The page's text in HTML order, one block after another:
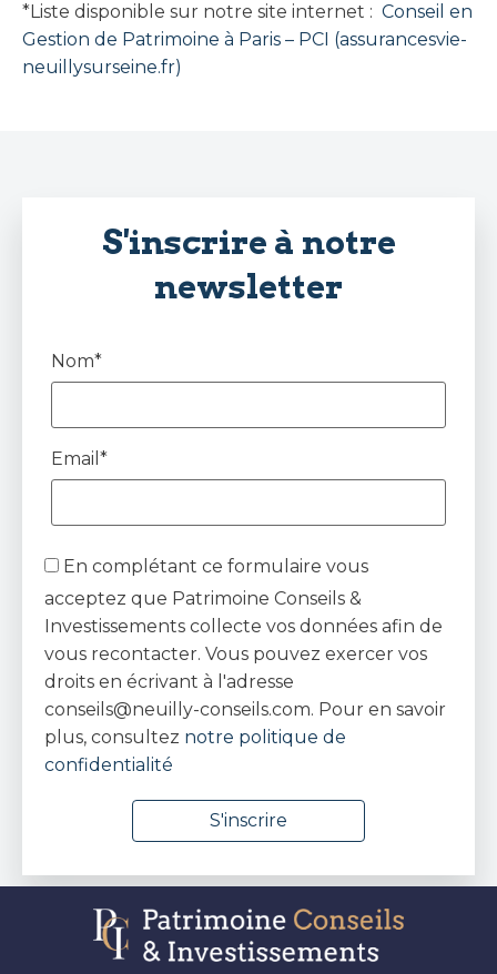
*Liste disponible sur notre site internet : Conseil en
Gestion de Patrimoine à Paris – PCI (assurancesvie-
neuillysurseine.fr)
S'inscrire à notre
newsletter
Nom*
Email*
En complétant ce formulaire vous
acceptez que Patrimoine Conseils &
Investissements collecte vos données afin de
vous recontacter. Vous pouvez exercer vos
droits en écrivant à l'adresse
conseils@neuilly-conseils.com. Pour en savoir
plus, consultez notre politique de
confidentialité